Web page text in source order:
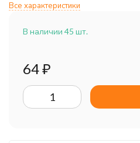
Все характеристики
В наличии 45 шт.
64₽